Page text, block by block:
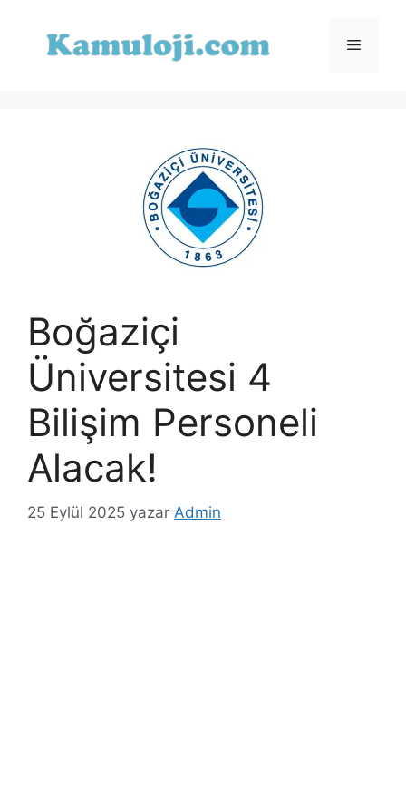
Menü
Boğaziçi
Üniversitesi 4
Bilişim Personeli
Alacak!
25 Eylül 2025 yazar Admin